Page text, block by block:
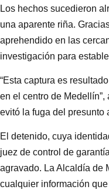
Los hechos sucedieron
una aparente riña.
aprehendido en las
investigación para
“Esta captura es
en el centro de
evitó la fuga del presunto
El detenido, cuya
juez de control de
agravado. La Alcaldía de
cualquier información